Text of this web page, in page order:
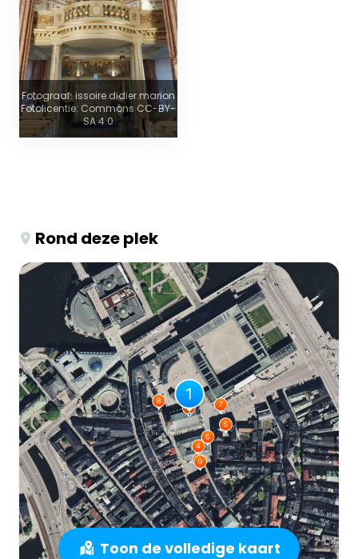
Fotograaf: issoire.didier.marion
Fotolicentie: Commons CC-BY-
SA 4.0
Rond deze plek
Toon de volledige kaart